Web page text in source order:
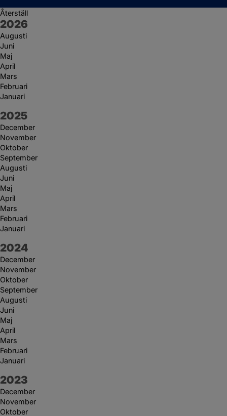
Återställ
År:
2026
Augusti
Juni
Maj
April
Mars
Februari
Januari
År:
2025
December
November
Oktober
September
Augusti
Juni
Maj
April
Mars
Februari
Januari
År:
2024
December
November
Oktober
September
Augusti
Juni
Maj
April
Mars
Februari
Januari
År:
2023
December
November
Oktober